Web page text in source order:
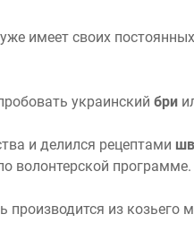
имеет своих
украинский бри
и делился рецептами
волонтерской программе.
производится из козьего